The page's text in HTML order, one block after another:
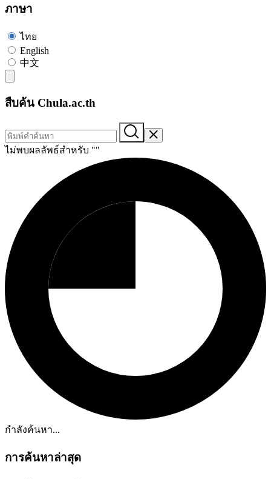
ภาษา
ไทย
English
中文
สืบค้น Chula.ac.th
ไม่พบผลลัพธ์สำหรับ ""
กำลังค้นหา...
การค้นหาล่าสุด